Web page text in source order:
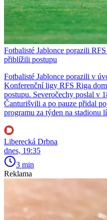
Fotbalisté Jablonce porazili
přiblížili postupu
Fotbalisté Jablonce porazili v
Konferenční ligy RFS Riga
postupu. Severočechy poslal v
Čanturišvili a po pauze přidal
programu za týden na stadionu
Liberecká Drbna
dnes, 19:35
3 min
Reklama